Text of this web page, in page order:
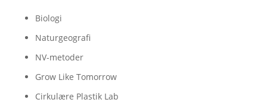
Biologi
Naturgeografi
NV-metoder
Grow Like Tomorrow
Cirkulære Plastik Lab